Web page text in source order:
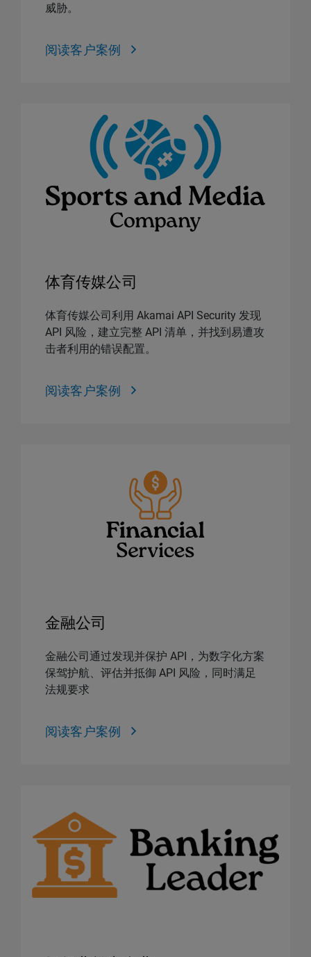
威胁。
阅读客户案例
体育传媒公司
体育传媒公司利用 Akamai API Security 发现
API 风险，建立完整 API 清单，并找到易遭攻
击者利用的错误配置。
阅读客户案例
金融公司
金融公司通过发现并保护 API，为数字化方案
保驾护航、评估并抵御 API 风险，同时满足
法规要求
阅读客户案例